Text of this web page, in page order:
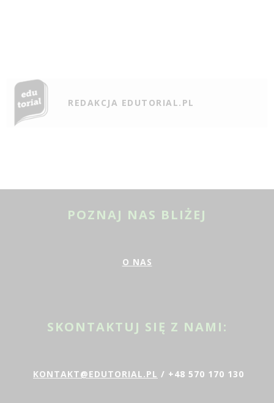
REDAKCJA EDUTORIAL.PL
POZNAJ NAS BLIŻEJ
O NAS
SKONTAKTUJ SIĘ Z NAMI:
KONTAKT@EDUTORIAL.PL / +48 570 170 130